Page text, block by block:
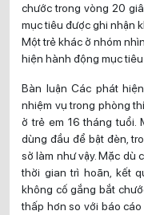
chước trong vòng 20
mục tiêu được ghi nhận
Một trẻ khác ở nhóm
hiện hành động mục
Bàn luận Các phát
nhiệm vụ trong phòng
ở trẻ em 16 tháng tuổi.
dùng đầu để bật đèn,
sở làm như vậy. Mặc dù
thời gian trì hoãn, kết
không cố gắng bắt
thấp hơn so với báo